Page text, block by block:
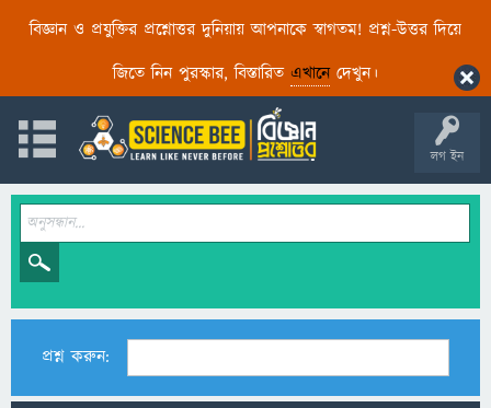
বিজ্ঞান ও প্রযুক্তির প্রশ্নোত্তর দুনিয়ায় আপনাকে স্বাগতম! প্রশ্ন-উত্তর দিয়ে
জিতে নিন পুরস্কার, বিস্তারিত এখানেদেখুন।
লগ ইন
প্রশ্ন করুন: